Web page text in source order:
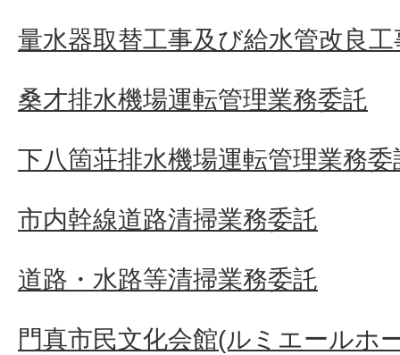
量水器取替工事及び給水管改良
桑才排水機場運転管理業務委託
下八箇荘排水機場運転管理業務委
市内幹線道路清掃業務委託
道路・水路等清掃業務委託
門真市民文化会館(ルミエールホ